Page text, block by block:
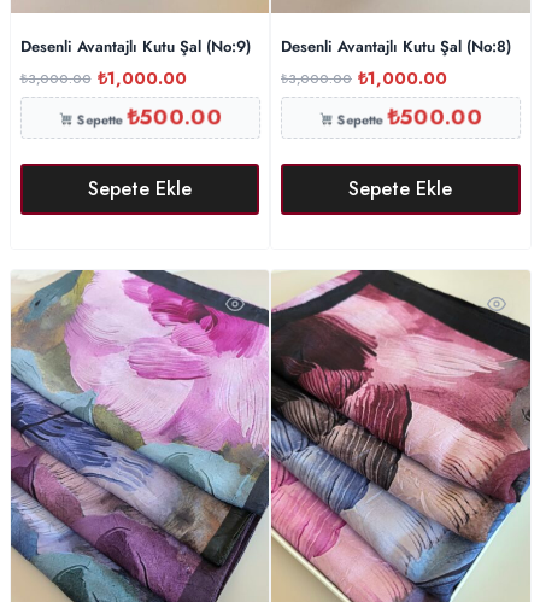
Desenli Avantajlı Kutu Şal (No:9)
₺3,000.00 ₺1,000.00
Sepette₺500.00
Sepete Ekle
Desenli Avantajlı Kutu Şal (No:8)
₺3,000.00 ₺1,000.00
Sepette₺500.00
Sepete Ekle